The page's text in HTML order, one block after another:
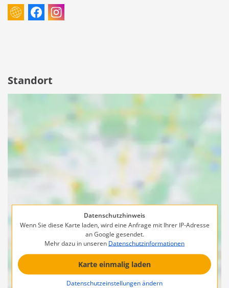
Standort
Datenschutzhinweis
Wenn Sie diese Karte laden, wird eine Anfrage mit Ihrer IP-Adresse
an Google gesendet.
Mehr dazu in unseren Datenschutzinformationen
Karte einmalig laden
Datenschutzeinstellungen ändern